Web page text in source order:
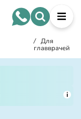
/ Для
главврачей
i